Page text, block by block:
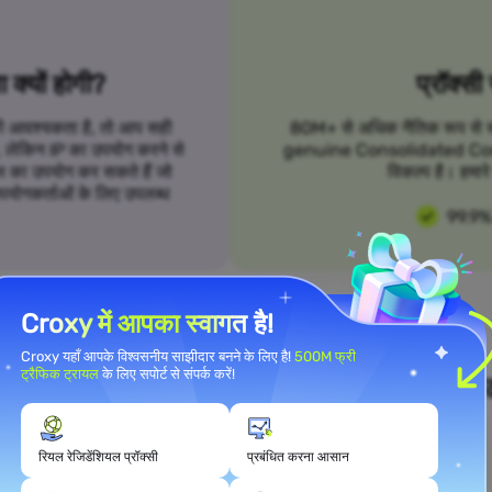
होगी?
आवश्यकता है, तो आप सही
लेकिन IP का उपयोग करने से
उपयोग कर सकते हैं जो
के लिए उपलब्ध
80M+ से अधिक नैतिक रूप से
genuine Consolidated
विकल्प है।
उपयोग मामले की आवश्यकताओं को पूरा
Croxy में आपका स्वागत है!
Croxy यहाँ आपके विश्वसनीय साझीदार बनने के लिए है! 500M फ्री
ट्रैफिक ट्रायलके लिए सपोर्ट से संपर्क करें!
रियल रेजिडेंशियल प्रॉक्सी प्रबंधित करना आसान